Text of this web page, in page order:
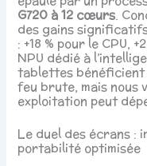
G720 à 12 cœurs.
des gains
: +18 % pour le CPU,
NPU dédié à
tablettes bénéficient
feu brute, mais nous
exploitation peut
Le duel des écrans :
portabilité optimisée